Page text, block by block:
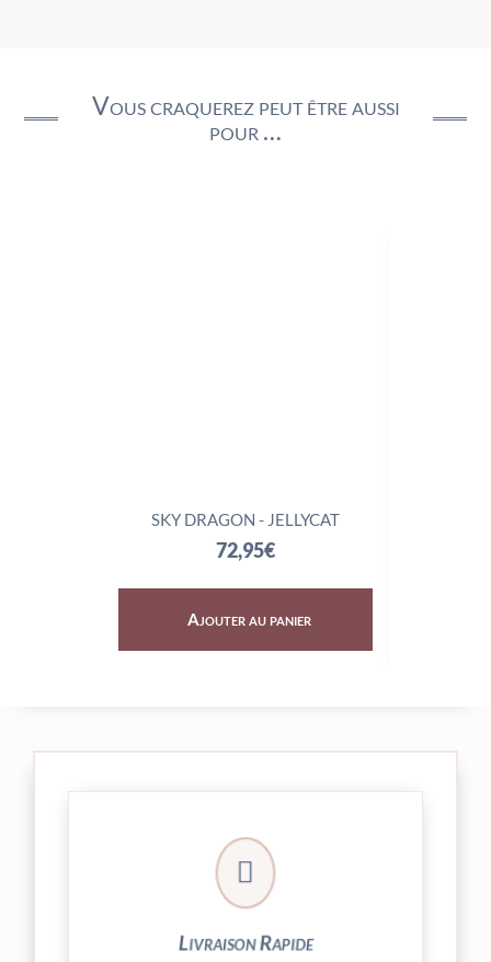
Vous craquerez peut être aussi
pour …
SKY DRAGON - JELLYCAT
72,95€
Ajouter au panier

Livraison Rapide
Votre commande est expédiée sous
24/48h et livrée par Colissimo.